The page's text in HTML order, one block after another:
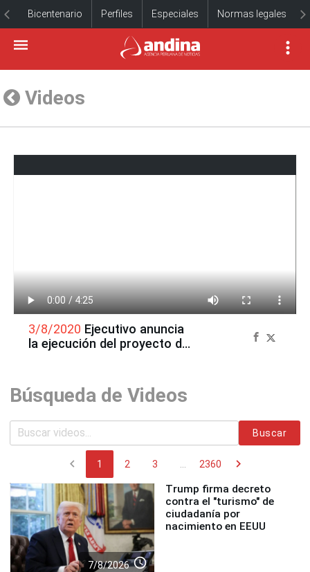
Bicentenario Perfiles Especiales Normas legales
Videos
3/8/2020 Ejecutivo anuncia
la ejecución del proyecto de
Búsqueda de Videos
Buscar
chevron_left 1 2 3 2360 chevron_right
7/8/2026 access_time
Trump firma decreto
contra el "turismo" de
ciudadanía por
nacimiento en EEUU